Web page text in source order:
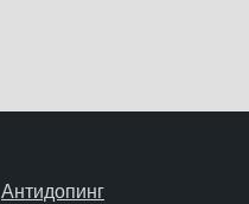
Антидопинг